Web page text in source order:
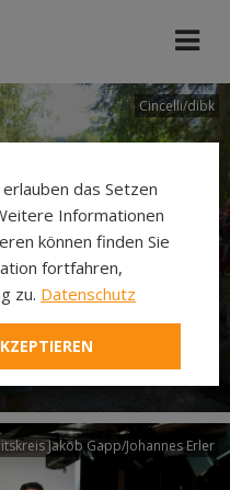
Cincelli/dibk
Via
Jakob Gapp/Johannes Erler
das Setzen
Informationen
können finden Sie
fortfahren,
zu. Datenschutz